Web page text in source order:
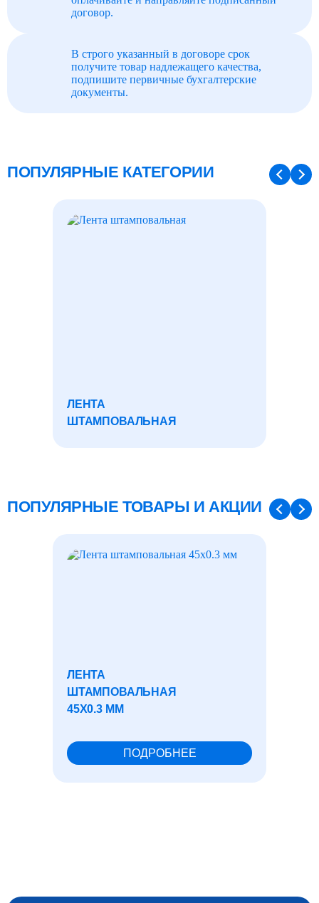
договор.
В строго указанный в договоре срок
получите товар надлежащего качества,
подпишите первичные бухгалтерские
документы.
ПОПУЛЯРНЫЕ КАТЕГОРИИ
ЛЕНТА
ШТАМПОВАЛЬНАЯ
ПОПУЛЯРНЫЕ ТОВАРЫ И АКЦИИ
ЛЕНТА
ШТАМПОВАЛЬНАЯ
45X0.3 ММ
ПОДРОБНЕЕ